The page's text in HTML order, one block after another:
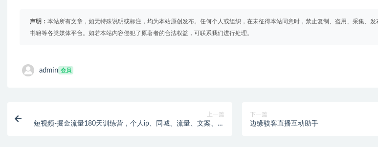
声明： 本站所有文章，如无特殊说明或标注，均为本站原创发布。任何个人或组织，在未征得本站同意时，禁止复制、盗用、采集、发
书籍等各类媒体平台。如若本站内容侵犯了原著者的合法权益，可联系我们进行处理。
admin 会员
上一篇
短视频-掘金流量180天训练营，个人ip、同城、流量、文案、带
下一篇
边缘骇客直播互动助手